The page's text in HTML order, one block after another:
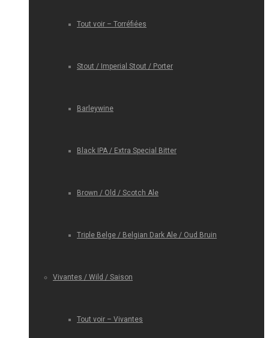
Tout voir – Torréfiées
Stout / Imperial Stout / Porter
Barleywine
Black IPA / Extra Special Bitter
Brown / Old / Scotch Ale
Triple Belge / Belgian Dark Ale / Oud Bruin
Vivantes / Wild / Saison
Tout voir – Vivantes